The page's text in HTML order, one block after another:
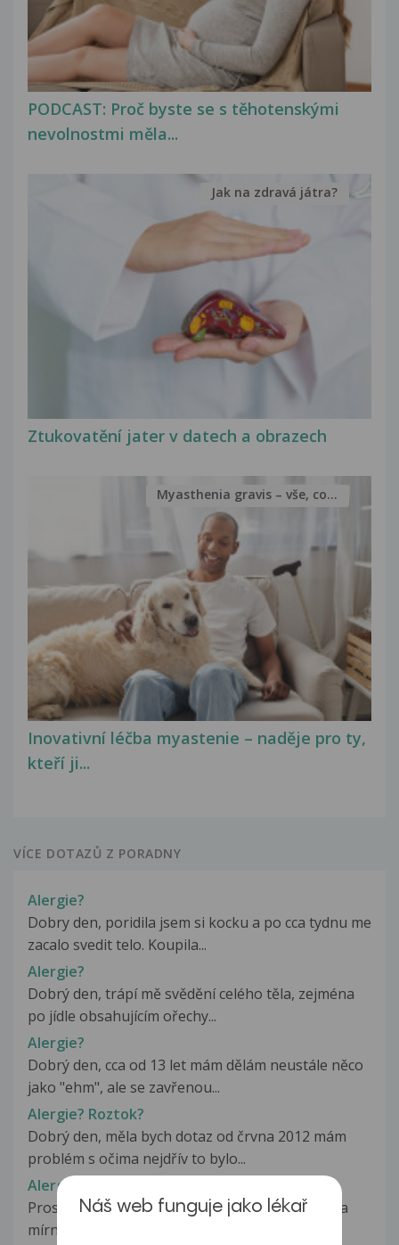
PODCAST: Proč byste se s těhotenskými
nevolnostmi měla...
Ztukovatění jater v datech a obrazech
Jak na zdravá játra?
Inovativní léčba myastenie – naděje pro ty,
kteří ji...
Myasthenia gravis – vše, co...
VÍCE DOTAZŮ Z PORADNY
Alergie?
Dobry den, poridila jsem si kocku a po cca tydnu me
zacalo svedit telo. Koupila...
Alergie?
Dobrý den, trápí mě svědění celého těla, zejména
po jídle obsahujícím ořechy...
Alergie?
Dobrý den, cca od 13 let mám dělám neustále něco
jako "ehm", ale se zavřenou...
Alergie? Roztok?
Dobrý den, měla bych dotaz od črvna 2012 mám
problém s očima nejdřív to bylo...
Alergie? vysoký krevní tlak?
Prosím o radu - při ranním probuzení jsem měla
mírně napuchlý obličej, rudý...
Náš web funguje jako lékař